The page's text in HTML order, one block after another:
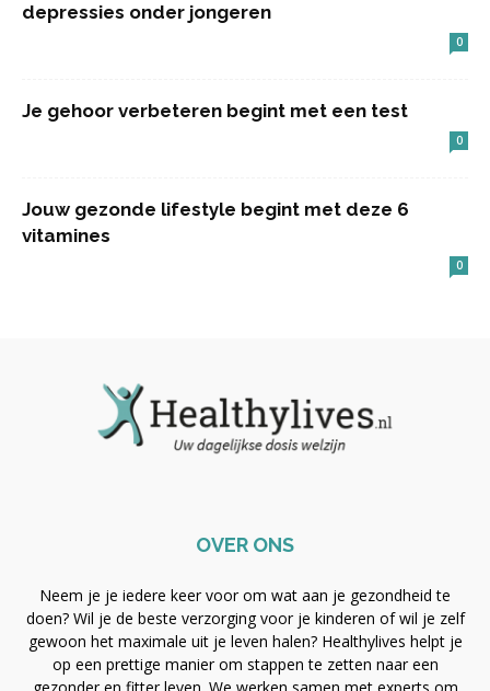
depressies onder jongeren
0
Je gehoor verbeteren begint met een test
0
Jouw gezonde lifestyle begint met deze 6
vitamines
0
OVER ONS
Neem je je iedere keer voor om wat aan je gezondheid te
doen? Wil je de beste verzorging voor je kinderen of wil je zelf
gewoon het maximale uit je leven halen? Healthylives helpt je
op een prettige manier om stappen te zetten naar een
gezonder en fitter leven. We werken samen met experts om